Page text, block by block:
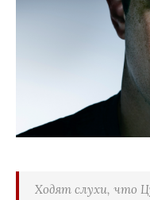
Ходят слухи, что